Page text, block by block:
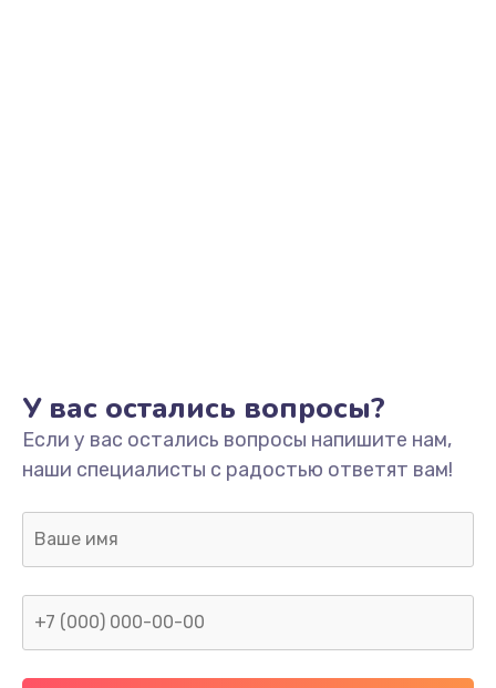
1600 руб.
Заказать
Ремонт цепей питания
750 руб.
У вас остались вопросы?
Если у вас остались вопросы напишите нам,
наши специалисты с радостью ответят вам!